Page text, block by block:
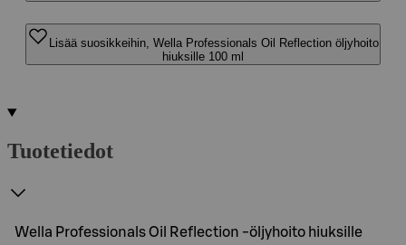
Lisää suosikkeihin, Wella Professionals Oil Reflection öljyhoito
hiuksille 100 ml
Tuotetiedot
Wella Professionals Oil Reflection -öljyhoito hiuksille